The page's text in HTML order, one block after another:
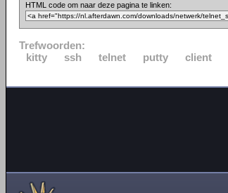
HTML code om naar deze pagina te linken:
Trefwoorden:
kitty
ssh telnet putty client